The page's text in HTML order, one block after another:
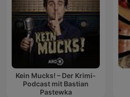
Kein Mucks! – Der Krimi-
Podcast mit Bastian
Pastewka